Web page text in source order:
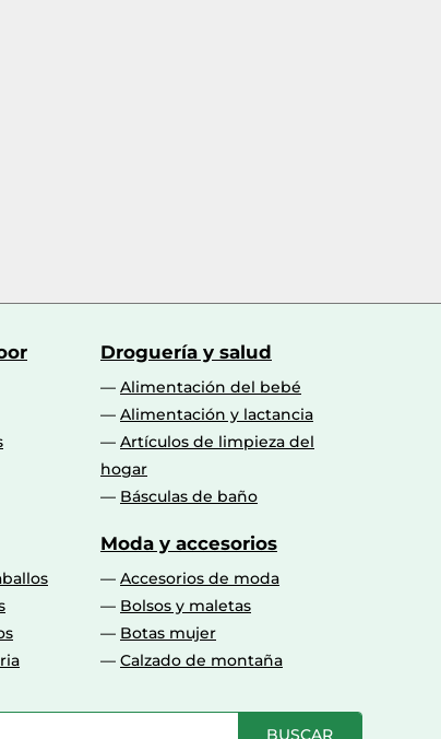
Droguería y salud
Alimentación del bebé
Alimentación y lactancia
Artículos de limpieza del
hogar
Básculas de baño
Moda y accesorios
Accesorios de moda
Bolsos y maletas
Botas mujer
Calzado de montaña